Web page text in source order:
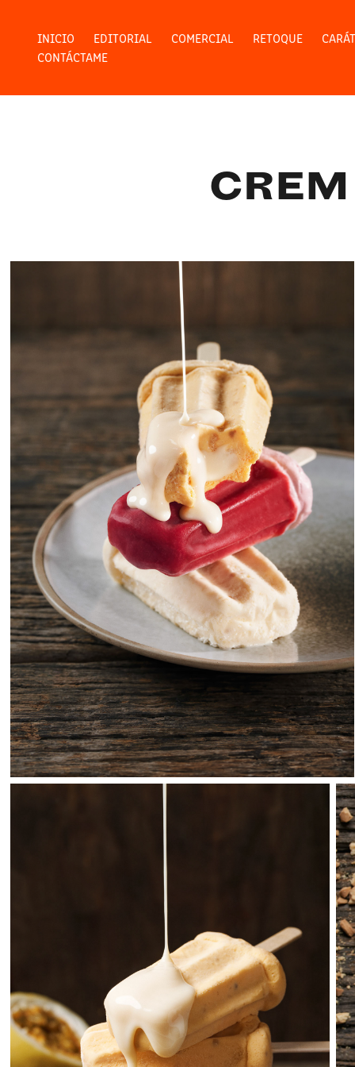
INICIO EDITORIAL COMERCIAL RETOQUE
CONTÁCTAME